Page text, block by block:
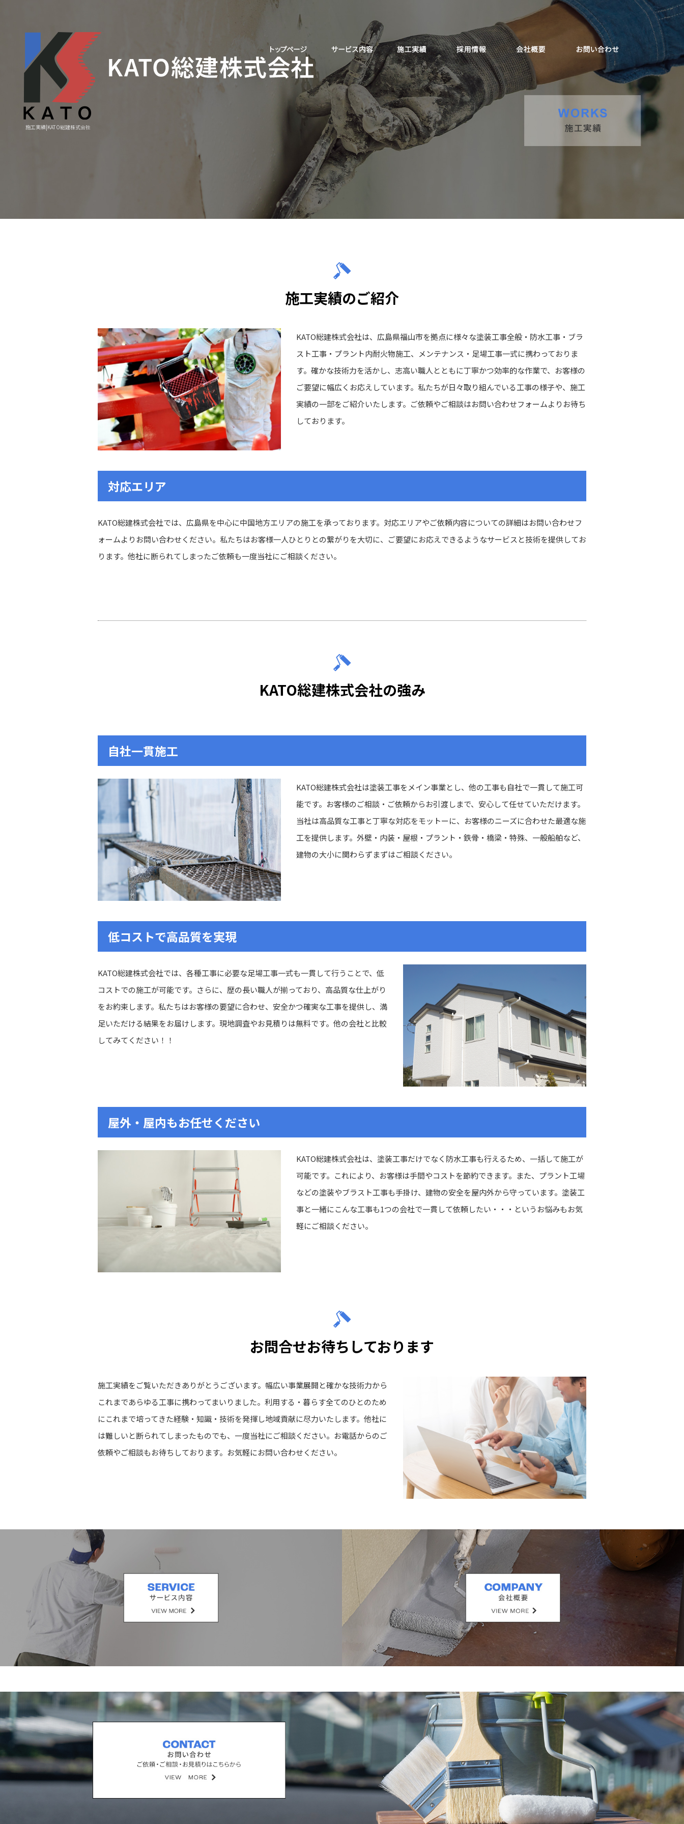
施工実績|KATO総建株式会社
施工実績のご紹介
KATO総建株式会社は、広島県福山市を拠点に様々な塗装工事全般・防水工事・ブラ
スト工事・プラント内耐火物施工、メンテナンス・足場工事一式に携わっておりま
す。確かな技術力を活かし、志高い職人とともに丁寧かつ効率的な作業で、お客様の
ご要望に幅広くお応えしています。私たちが日々取り組んでいる工事の様子や、施工
実績の一部をご紹介いたします。ご依頼やご相談はお問い合わせフォームよりお待ち
しております。
対応エリア
KATO総建株式会社では、広島県を中心に中国地方エリアの施工を承っております。対応エリアやご依頼内容についての詳細はお問い合わせフ
ォームよりお問い合わせください。私たちはお客様一人ひとりとの繋がりを大切に、ご要望にお応えできるようなサービスと技術を提供してお
ります。他社に断られてしまったご依頼も一度当社にご相談ください。
KATO総建株式会社の強み
自社一貫施工
KATO総建株式会社は塗装工事をメイン事業とし、他の工事も自社で一貫して施工可
能です。お客様のご相談・ご依頼からお引渡しまで、安心して任せていただけます。
当社は高品質な工事と丁寧な対応をモットーに、お客様のニーズに合わせた最適な施
工を提供します。外壁・内装・屋根・プラント・鉄骨・橋梁・特殊、一般船舶など、
建物の大小に関わらずまずはご相談ください。
低コストで高品質を実現
KATO総建株式会社では、各種工事に必要な足場工事一式も一貫して行うことで、低
コストでの施工が可能です。さらに、歴の長い職人が揃っており、高品質な仕上がり
をお約束します。私たちはお客様の要望に合わせ、安全かつ確実な工事を提供し、満
足いただける結果をお届けします。現地調査やお見積りは無料です。他の会社と比較
してみてください！！
屋外・屋内もお任せください
KATO総建株式会社は、塗装工事だけでなく防水工事も行えるため、一括して施工が
可能です。これにより、お客様は手間やコストを節約できます。また、プラント工場
などの塗装やブラスト工事も手掛け、建物の安全を屋内外から守っています。塗装工
事と一緒にこんな工事も1つの会社で一貫して依頼したい・・・というお悩みもお気
軽にご相談ください。
お問合せお待ちしております
施工実績をご覧いただきありがとうございます。幅広い事業展開と確かな技術力から
これまであらゆる工事に携わってまいりました。利用する・暮らす全てのひとのため
にこれまで培ってきた経験・知識・技術を発揮し地域貢献に尽力いたします。他社に
は難しいと断られてしまったものでも、一度当社にご相談ください。お電話からのご
依頼やご相談もお待ちしております。お気軽にお問い合わせください。